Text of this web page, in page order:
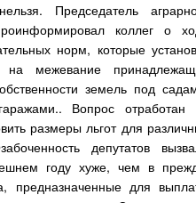
Председатель
коллег о
норм, которые
межевание
земель под
Вопрос отработан
размеры льгот для
депутатов
году хуже, чем в
предназначенные для